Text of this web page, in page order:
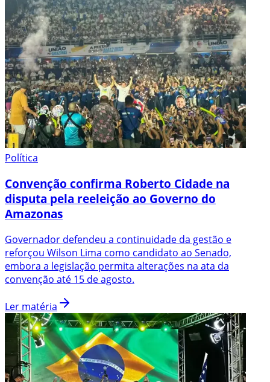
Política
Convenção confirma Roberto Cidade na
disputa pela reeleição ao Governo do
Amazonas
Governador defendeu a continuidade da gestão e
reforçou Wilson Lima como candidato ao Senado,
embora a legislação permita alterações na ata da
convenção até 15 de agosto.
Ler matéria